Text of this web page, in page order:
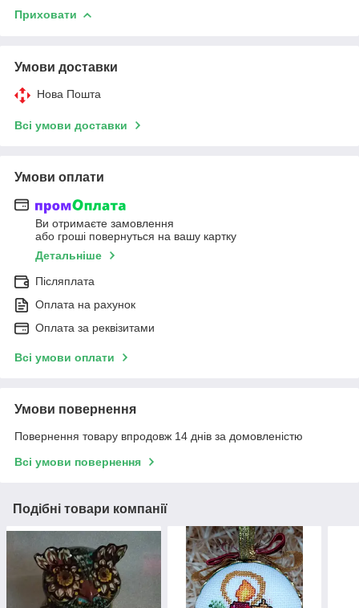
Приховати
Умови доставки
Нова Пошта
Всі умови доставки
Умови оплати
Ви отримаєте замовлення
або гроші повернуться на вашу картку
Детальніше
Післяплата
Оплата на рахунок
Оплата за реквізитами
Всі умови оплати
Умови повернення
Повернення товару впродовж 14 днів за домовленістю
Всі умови повернення
Подібні товари компанії